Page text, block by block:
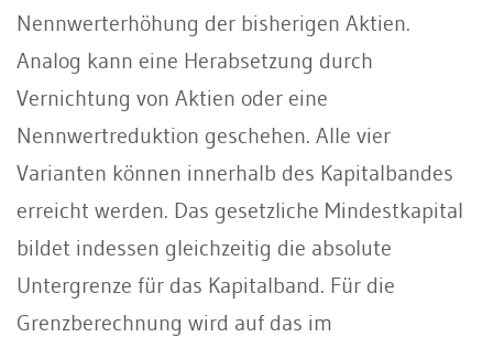
Nennwerterhöhung der bisherigen Aktien.
Analog kann eine Herabsetzung durch
Vernichtung von Aktien oder eine
Nennwertreduktion geschehen. Alle vier
Varianten können innerhalb des Kapitalbandes
erreicht werden. Das gesetzliche Mindestkapital
bildet indessen gleichzeitig die absolute
Untergrenze für das Kapitalband. Für die
Grenzberechnung wird auf das im